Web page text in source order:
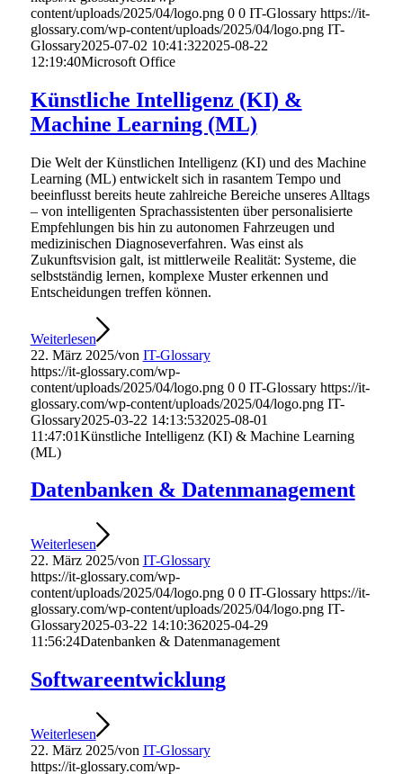
content/uploads/2025/04/logo.png 0 0 IT-Glossary https://it-
glossary.com/wp-content/uploads/2025/04/logo.png IT-
Glossary2025-07-02 10:41:322025-08-22
12:19:40Microsoft Office
Künstliche Intelligenz (KI) &
Machine Learning (ML)
Die Welt der Künstlichen Intelligenz (KI) und des Machine
Learning (ML) entwickelt sich in rasantem Tempo und
beeinflusst bereits heute zahlreiche Bereiche unseres Alltags
– von intelligenten Sprachassistenten über personalisierte
Empfehlungen bis hin zu autonomen Fahrzeugen und
medizinischen Diagnoseverfahren. Was einst als
Zukunftsvision galt, ist mittlerweile Realität: Systeme, die
selbstständig lernen, komplexe Muster erkennen und
Entscheidungen treffen können.
Weiterlesen
22. März 2025/von IT-Glossary
https://it-glossary.com/wp-
content/uploads/2025/04/logo.png 0 0 IT-Glossary https://it-
glossary.com/wp-content/uploads/2025/04/logo.png IT-
Glossary2025-03-22 14:13:532025-08-01
11:47:01Künstliche Intelligenz (KI) & Machine Learning
(ML)
Datenbanken & Datenmanagement
Weiterlesen
22. März 2025/von IT-Glossary
https://it-glossary.com/wp-
content/uploads/2025/04/logo.png 0 0 IT-Glossary https://it-
glossary.com/wp-content/uploads/2025/04/logo.png IT-
Glossary2025-03-22 14:10:362025-04-29
11:56:24Datenbanken & Datenmanagement
Softwareentwicklung
Weiterlesen
22. März 2025/von IT-Glossary
https://it-glossary.com/wp-